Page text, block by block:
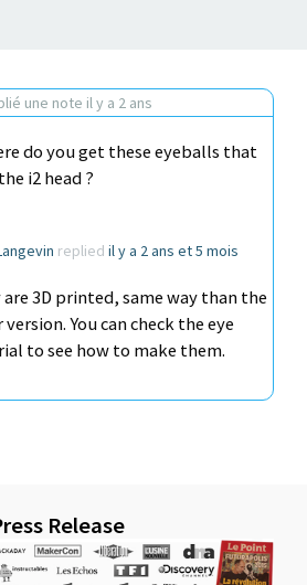
une note il y a 2 ans
do you get these eyeballs that
i2 head ?
replied il y a 2 ans et 5 mois
are 3D printed, same way than the
You can check the eye
to see how to make them.
Release